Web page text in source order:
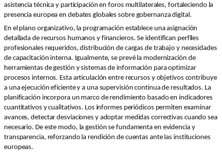
asistencia técnica y participación en foros multilaterales, fortaleciendo la
presencia europea en debates globales sobre gobernanza digital.
En el plano organizativo, la programación establece una asignación
detallada de recursos humanos y financieros. Se identifican perfiles
profesionales requeridos, distribución de cargas de trabajo y necesidades
de capacitación interna. Igualmente, se prevé la modernización de
herramientas de gestión y sistemas de información para optimizar
procesos internos. Esta articulación entre recursos y objetivos contribuye
a una ejecución eficiente y a una supervisión continua de resultados. La
planificación incorpora un marco de rendimiento basado en indicadores
cuantitativos y cualitativos. Los informes periódicos permiten examinar
avances, detectar desviaciones y adoptar medidas correctivas cuando sea
necesario. De este modo, la gestión se fundamenta en evidencia y
transparencia, reforzando la rendición de cuentas ante las instituciones
europeas.